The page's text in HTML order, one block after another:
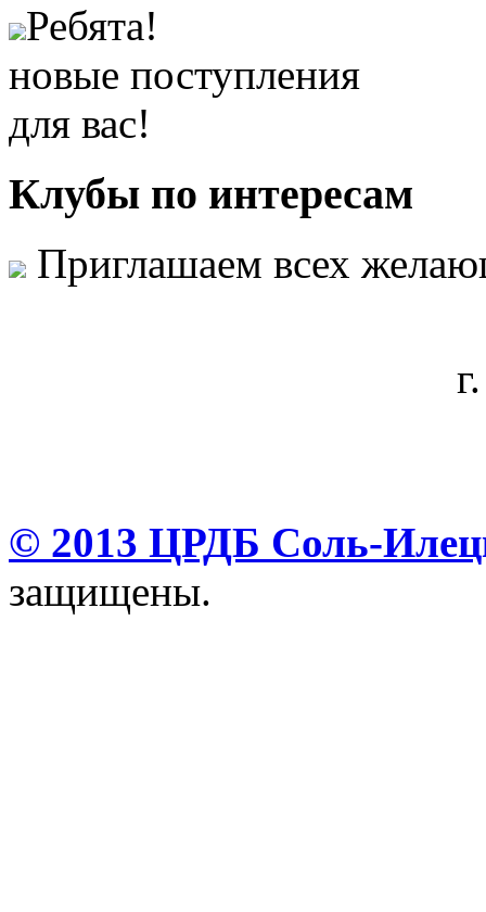
Ребята!
новые поступления
для вас!
Клубы по интересам
Приглашаем всех
© 2013 ЦРДБ Соль-
защищены.